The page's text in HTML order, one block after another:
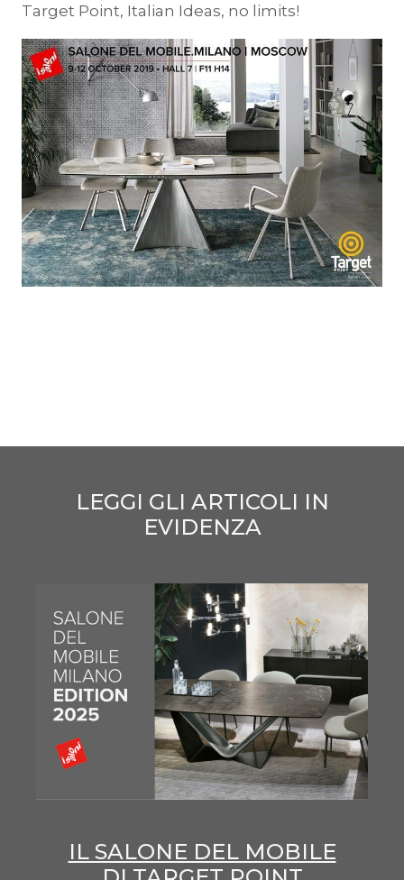
Target Point, Italian Ideas, no limits!
LEGGI GLI ARTICOLI IN
EVIDENZA
IL SALONE DEL MOBILE